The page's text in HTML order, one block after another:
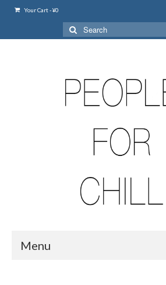
Your Cart-¥0
Search
for:
Menu